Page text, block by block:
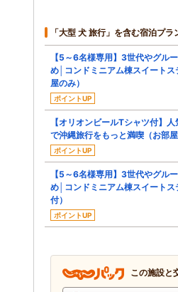
「大型 犬 旅行」を含む宿泊プラ
【5～6名様専用】3世代やグル
め│コンドミニアム棟スイートス
屋のみ）
ポイントUP
【オリオンビールTシャツ付】
で沖縄旅行をもっと満喫（お部屋
ポイントUP
【5～6名様専用】3世代やグル
め│コンドミニアム棟スイートス
付）
ポイントUP
この施設と